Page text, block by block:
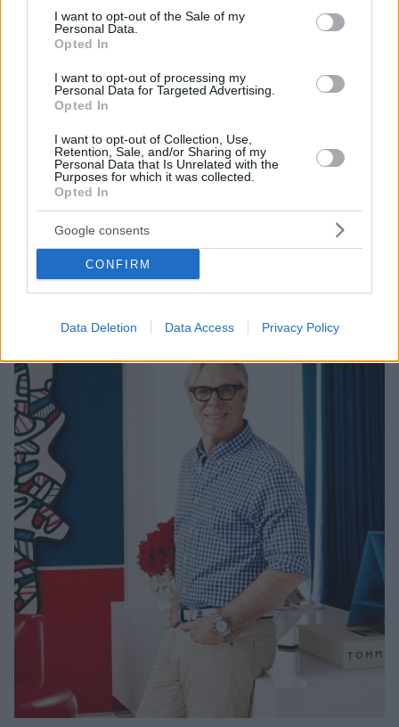
consent section.
I want to opt-out of the Sale of my
Personal Data.
Opted In
I want to opt-out of processing my
Personal Data for Targeted Advertising.
Opted In
I want to opt-out of Collection, Use,
Retention, Sale, and/or Sharing of my
Personal Data that Is Unrelated with the
Purposes for which it was collected.
Opted In
Google consents
CONFIRM
Data Deletion Data Access Privacy Policy
Φωτογραφίες: To ταξίδι του Tommy Hilfiger στη
Μύκονο
Ο διάσημος σχεδιαστής επισκέφτηκε πριν μερικές